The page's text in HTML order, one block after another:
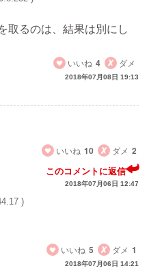
取るのは、結果は別にし
いいね 4 ダメ
2018年07月08日 19:13
いいね 10 ダメ 2
このコメントに返信
2018年07月06日 12:47
)
いいね 5 ダメ 1
2018年07月06日 14:21